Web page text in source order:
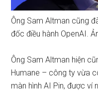
Ông Sam Altman cũng
đốc điều hành OpenAI.
Ông Sam Altman hiện
Humane – công ty vừa
màn hình AI Pin, được ví